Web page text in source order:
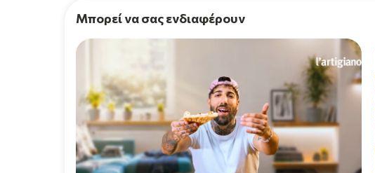
Μπορεί να σας ενδιαφέρουν